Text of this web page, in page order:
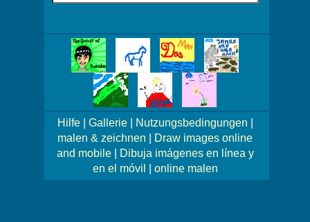
auf's
Mehr
Bilder!
Hilfe| Gallerie| Nutzungsbedingungen
malen & zeichnen
Draw images online
and mobile|
Dibuja imágenes en línea y
en el móvil
online malen